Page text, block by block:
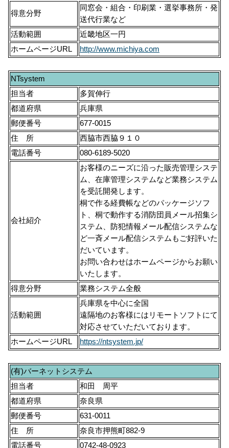
得意分野
同窓会・組合・印刷業・選挙事務所・発
送代行業など
活動範囲
近畿地区一円
ホームページURL
http://www.michiya.com
NTsystem
担当者
多賀伸行
都道府県
兵庫県
郵便番号
677-0015
住 所
西脇市西脇９１０
電話番号
080-6189-5020
会社紹介
お客様のニーズに沿った販売管理システ
ム、在庫管理システムなど業務システム
を受託開発します。
桐で作る経費帳などのパッケージソフ
ト、桐で動作する消防団員メール招集シ
ステム、防犯情報メール配信システムな
ど一斉メール配信システムもご好評いた
だいています。
お問い合わせはホームページからお願い
いたします。
得意分野
業務システム全般
活動範囲
兵庫県を中心に全国
遠隔地のお客様にはリモートソフトにて
対応させていただいております。
ホームページURL
https://ntsystem.jp/
(有)バーネットシステム
担当者
和田 周平
都道府県
奈良県
郵便番号
631-0011
住 所
奈良市押熊町882-9
電話番号
0742-48-0923